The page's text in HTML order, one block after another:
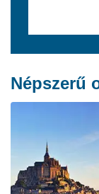
Népszerű